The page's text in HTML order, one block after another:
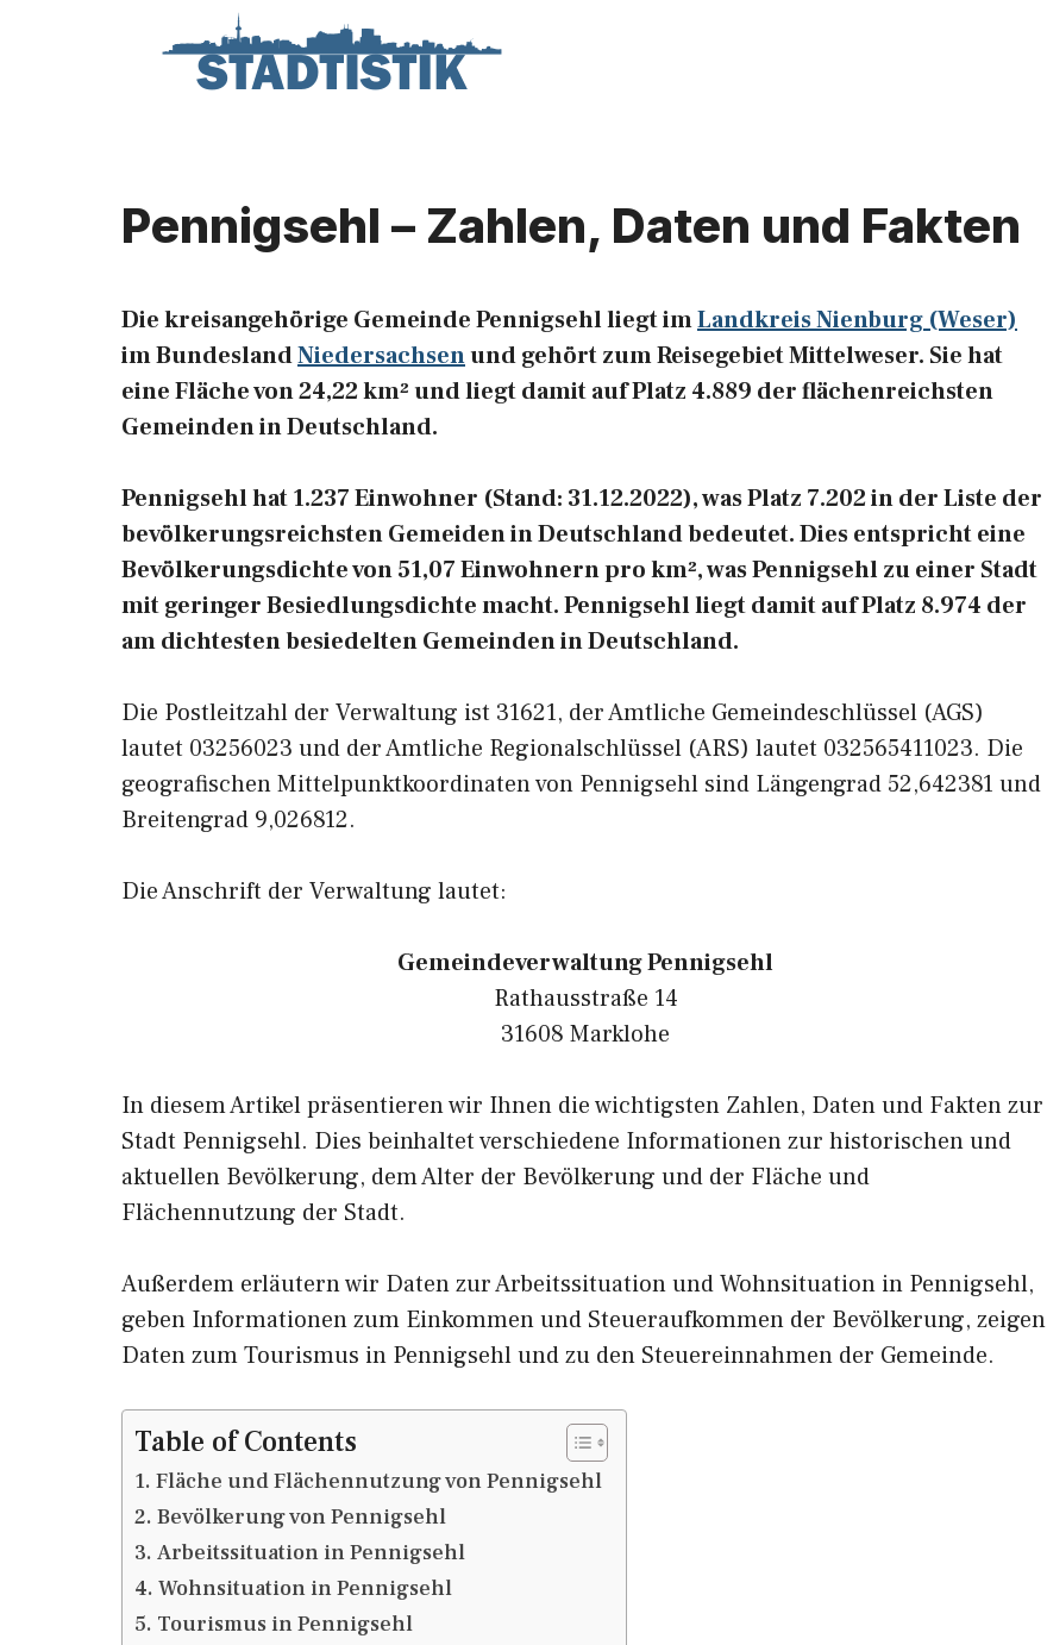
Pennigsehl – Zahlen, Daten und Fakten
Die kreisangehörige Gemeinde Pennigsehl liegt imLandkreis Nienburg (Weser)
im BundeslandNiedersachsenund gehört zum Reisegebiet Mittelweser. Sie hat
eine Fläche von 24,22 km² und liegt damit auf Platz 4.889 der flächenreichsten
Gemeinden in Deutschland.
Pennigsehl hat 1.237 Einwohner (Stand: 31.12.2022), was Platz 7.202 in der Liste der
bevölkerungsreichsten Gemeiden in Deutschland bedeutet. Dies entspricht eine
Bevölkerungsdichte von 51,07 Einwohnern pro km², was Pennigsehl zu einer Stadt
mit geringer Besiedlungsdichte macht. Pennigsehl liegt damit auf Platz 8.974 der
am dichtesten besiedelten Gemeinden in Deutschland.
Die Postleitzahl der Verwaltung ist 31621, der Amtliche Gemeindeschlüssel (AGS)
lautet 03256023 und der Amtliche Regionalschlüssel (ARS) lautet 032565411023. Die
geografischen Mittelpunktkoordinaten von Pennigsehl sind Längengrad 52,642381 und
Breitengrad 9,026812.
Die Anschrift der Verwaltung lautet:
Gemeindeverwaltung Pennigsehl
Rathausstraße 14
31608 Marklohe
In diesem Artikel präsentieren wir Ihnen die wichtigsten Zahlen, Daten und Fakten zur
Stadt Pennigsehl. Dies beinhaltet verschiedene Informationen zur historischen und
aktuellen Bevölkerung, dem Alter der Bevölkerung und der Fläche und
Flächennutzung der Stadt.
Außerdem erläutern wir Daten zur Arbeitssituation und Wohnsituation in Pennigsehl,
geben Informationen zum Einkommen und Steueraufkommen der Bevölkerung, zeigen
Daten zum Tourismus in Pennigsehl und zu den Steuereinnahmen der Gemeinde.
Table of Contents
Fläche und Flächennutzung von Pennigsehl
Bevölkerung von Pennigsehl
Arbeitssituation in Pennigsehl
Wohnsituation in Pennigsehl
Tourismus in Pennigsehl